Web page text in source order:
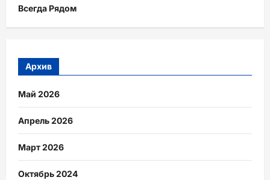
Всегда Рядом
Архив
Май 2026
Апрель 2026
Март 2026
Октябрь 2024